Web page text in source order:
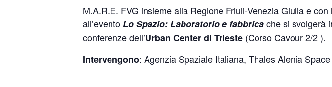
M.A.R.E. FVG insieme alla Regione Friuli-Venezia Giulia e
all’eventoLo Spazio: Laboratorio e fabbricache si svolgerà
conferenze dell’Urban Center di Trieste (Corso Cavour 2/2 ).
Intervengono: Agenzia Spaziale Italiana, Thales Alenia